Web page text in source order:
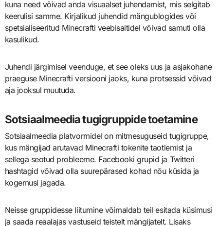
kuna need võivad anda visuaalset juhendamist, mis selgitab
keerulisi samme. Kirjalikud juhendid mängublogides või
spetsialiseeritud Minecrafti veebisaitidel võivad samuti olla
kasulikud.
Juhendi järgimisel veenduge, et see oleks uus ja asjakohane
praeguse Minecrafti versiooni jaoks, kuna protsessid võivad
aja jooksul muutuda.
Sotsiaalmeedia tugigruppide toetamine
Sotsiaalmeedia platvormidel on mitmesuguseid tugigruppe,
kus mängijad arutavad Minecrafti tokenite taotlemist ja
sellega seotud probleeme. Facebooki grupid ja Twitteri
hashtagid võivad olla suurepärased kohad nõu küsida ja
kogemusi jagada.
Neisse gruppidesse liitumine võimaldab teil esitada küsimusi
ja saada reaalajas vastuseid teistelt mängijatelt. Lisaks